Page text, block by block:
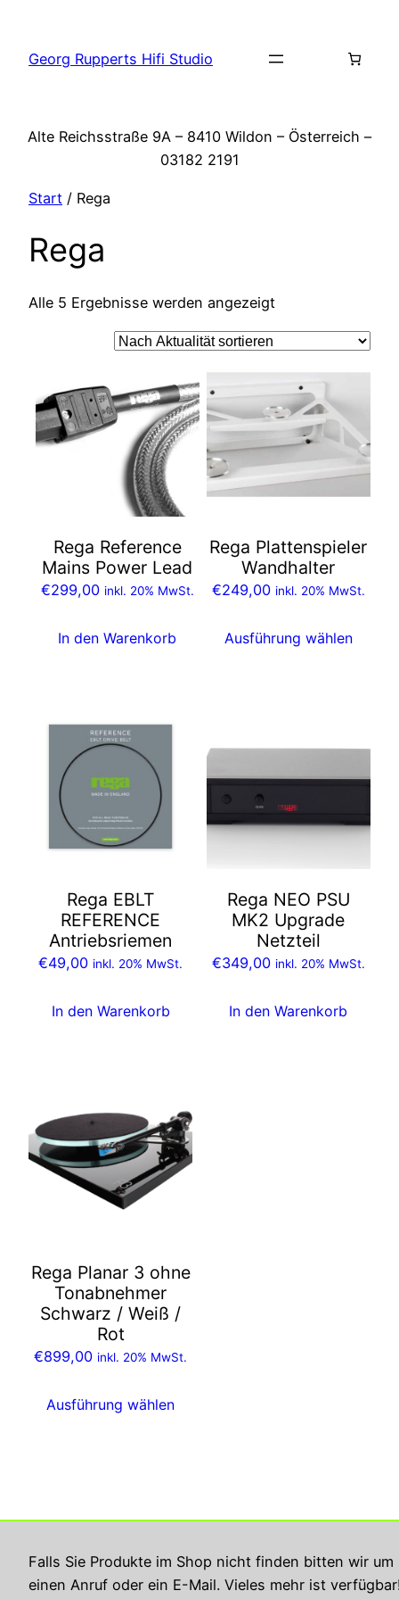
Falls Sie Produkte im Shop nicht finden bitten wir um
einen Anruf oder ein E-Mail. Vieles mehr ist
springen
Georg Rupperts Hifi Studio
Alte Reichsstraße 9A – 8410 Wildon – Österreich –
03182 2191
Start / Rega
Rega
Alle 5 Ergebnisse werden angezeigtNach
sortiert
Rega Reference
Mains Power Lead
€299,00 inkl. 20% MwSt.
In den Warenkorb
Rega Plattenspieler
Wandhalter
€249,00 inkl. 20% MwSt.
Ausführung wählen
Produkt
weist
mehrere
Varianten
auf.
Die
können
der
gewählt
Rega EBLT
REFERENCE
Antriebsriemen
€49,00 inkl. 20% MwSt.
In den Warenkorb
Rega NEO PSU
MK2 Upgrade
Netzteil
€349,00 inkl. 20% MwSt.
In den Warenkorb
Rega Planar 3 ohne
Tonabnehmer
Schwarz / Weiß /
Rot
€899,00 inkl. 20% MwSt.
Ausführung wählen
Produkt
weist
mehrere
Varianten
können
der
Produktseite
gewählt
Impressum Datenschutzerklärung